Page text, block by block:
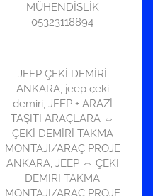
MÜHENDİSLİK
05323118894
JEEP ÇEKİ DEMİRİ
ANKARA, jeep çeki
demiri, JEEP + ARAZİ
TAŞITI ARAÇLARA ⇔
ÇEKİ DEMİRİ TAKMA
MONTAJI/ARAÇ PROJE
ANKARA, JEEP ⇔ ÇEKİ
DEMİRİ TAKMA
MONTAJI/ARAÇ PROJE